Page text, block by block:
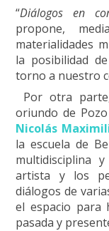
“Diálogos en
propone,
materialidades
la posibilidad
torno a nuestro
Por otra
oriundo de
Nicolás
la escuela de
multidisciplina
artista y los
diálogos de
el espacio para
pasada y